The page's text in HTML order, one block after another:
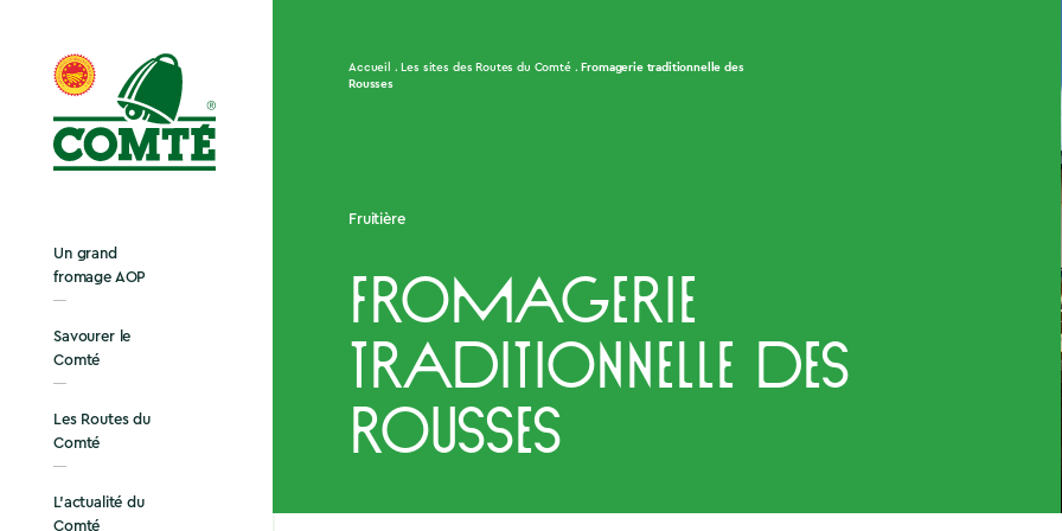
Un grand
fromage AOP
Savourer le
Comté
Les Routes du
Comté
L’actualité du
Comté
Accueil Les sites des Routes du Comté
Fromagerie traditionnelle des
Rousses
Fruitière
Fromagerie
traditionnelle des
Rousses